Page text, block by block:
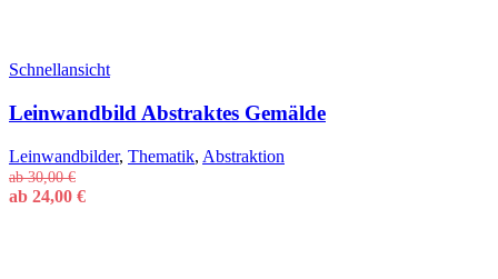
Schnellansicht
Leinwandbild Abstraktes Gemälde
Leinwandbilder, Thematik, Abstraktion
ab30,00€
ab 24,00 €